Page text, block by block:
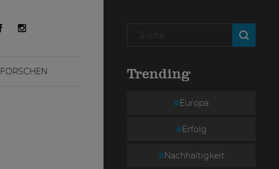
FORSCHEN Trending
Europa
Erfolg
Nachhaltigkeit